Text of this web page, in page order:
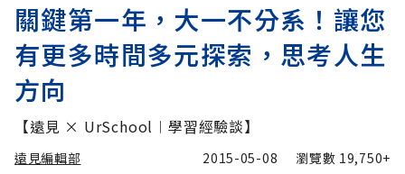
關鍵第一年，大一不分系！讓您
有更多時間多元探索，思考人生
方向
【遠見 × UrSchool︱學習經驗談】
遠見編輯部 2015-05-08 瀏覽數 19,750+